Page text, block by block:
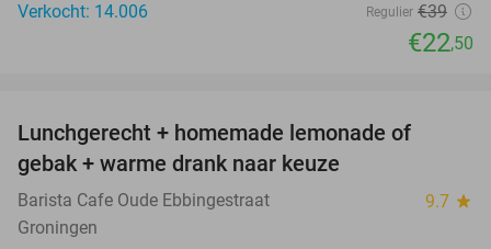
Verkocht: 14.006
Regulier €39
€22,50
Lunchgerecht + homemade lemonade of
gebak + warme drank naar keuze
Barista Cafe Oude Ebbingestraat 9.7 star
Groningen